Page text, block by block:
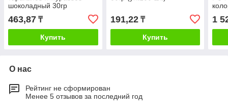
шоколадный 30гр
463,87 ₸
Купить
191,22₸
Купить
1
О нас
Рейтинг не сформирован
Менее 5 отзывов за последний год